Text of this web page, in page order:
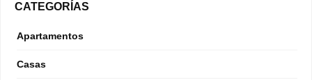
CATEGORÍAS
Apartamentos
Casas